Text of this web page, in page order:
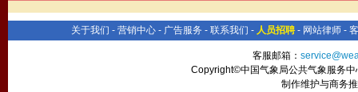
关于我们 - 营销中心 - 广告服务 - 联系我们 - 人员招聘 - 网站律师 -
客服邮箱：
Copyright©中国气象局公共气象服务
制作维护与商务